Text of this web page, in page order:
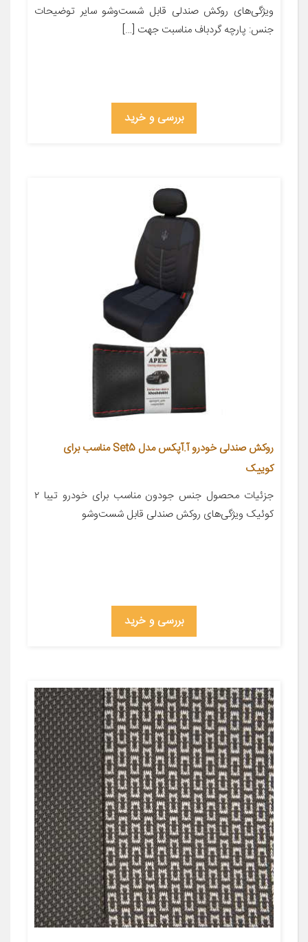
ویژگی‌های روکش صندلی قابل شست‌وشو سایر توضیحات
جنس: پارچه گردباف مناسبت جهت […]
بررسی و خرید
روکش صندلی خودرو آ.آپکس مدل Set5 مناسب برای
کوییک
جزئیات محصول جنس جودون مناسب برای خودرو تیبا ۲
کوئیک ویژگی‌های روکش صندلی قابل شست‌وشو
بررسی و خرید